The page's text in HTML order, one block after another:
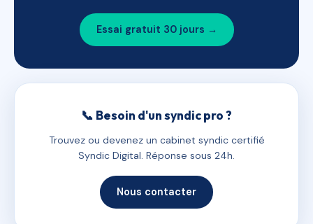
Essai gratuit 30 jours →
📞 Besoin d'un syndic pro ?
Trouvez ou devenez un cabinet syndic certifié
Syndic Digital. Réponse sous 24h.
Nous contacter